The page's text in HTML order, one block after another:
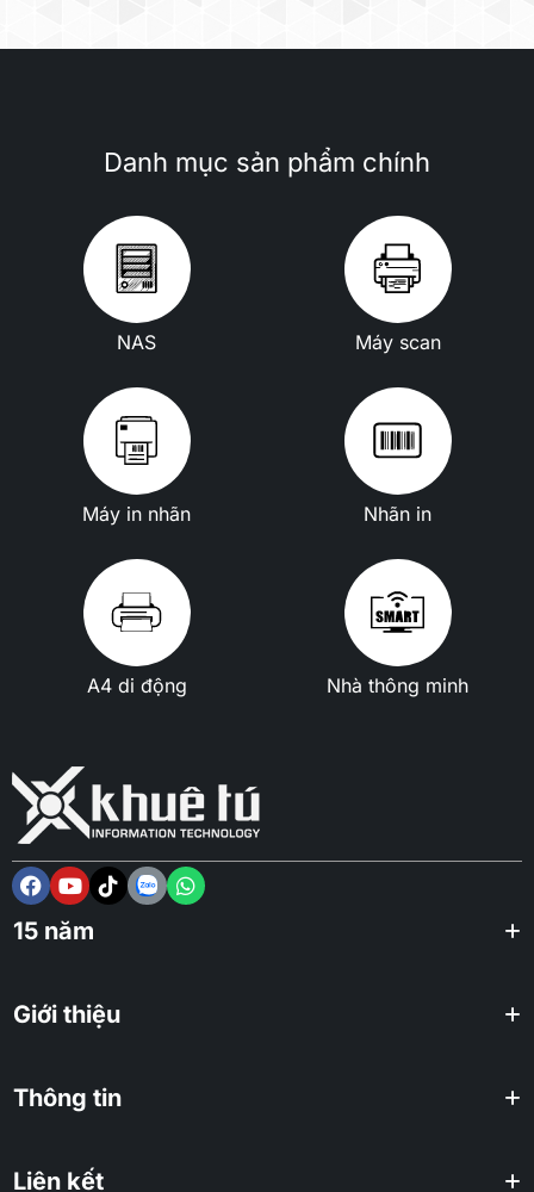
Danh mục sản phẩm chính
NAS Máy scan
Máy in nhãn Nhãn in
A4 di động Nhà thông minh
15 năm
Giới thiệu
Thông tin
Liên kết